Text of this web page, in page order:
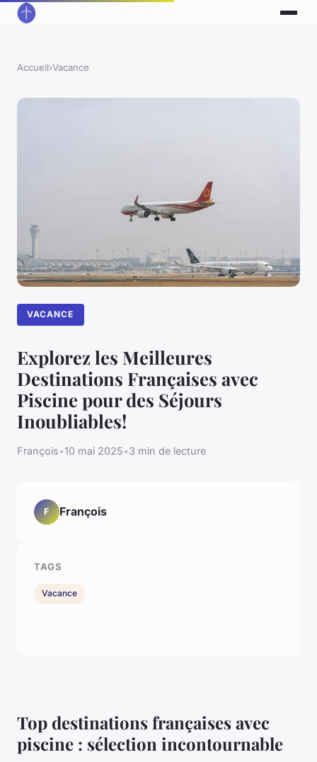
Accueil›Vacance
VACANCE
Explorez les Meilleures
Destinations Françaises avec
Piscine pour des Séjours
Inoubliables!
François•10 mai 2025•3 min de lecture
Top destinations françaises avec
piscine : sélection incontournable
F François
TAGS
Vacance